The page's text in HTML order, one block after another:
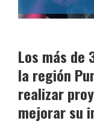
Los más
la región
realizar
mejorar su